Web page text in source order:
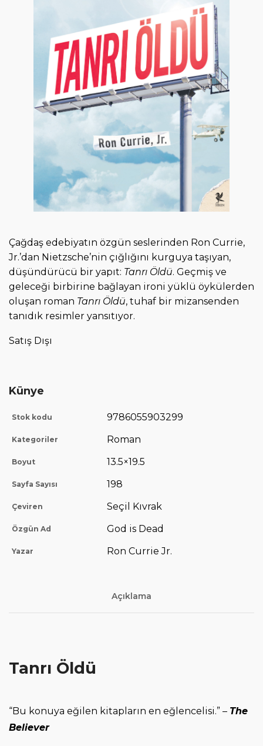
Çağdaş edebiyatın özgün seslerinden Ron Currie,
Jr.’dan Nietzsche’nin çığlığını kurguya taşıyan,
düşündürücü bir yapıt: Tanrı Öldü. Geçmiş ve
geleceği birbirine bağlayan ironi yüklü öykülerden
oluşan roman Tanrı Öldü, tuhaf bir mizansenden
tanıdık resimler yansıtıyor.
Satış Dışı
Künye
Stok kodu 9786055903299
Kategoriler Roman
Boyut 13.5×19.5
Sayfa Sayısı 198
Çeviren Seçil Kıvrak
Özgün Ad God is Dead
Yazar Ron Currie Jr.
Açıklama
Tanrı Öldü
“Bu konuya eğilen kitapların en eğlencelisi.” – The
Believer